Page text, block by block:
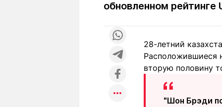
+7 (777) 001 44 99
обновленном рейтинге
28-летний
Расположившиеся
вторую половину
"Шон Брэди